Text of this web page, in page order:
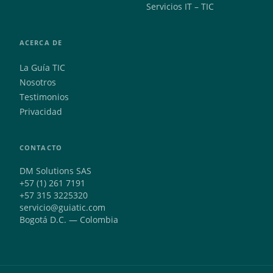
Servicios IT – TIC
ACERCA DE
La Guía TIC
Nosotros
Testimonios
Privacidad
CONTACTO
DM Solutions SAS
+57 (1) 261 7191
+57 315 3225320
servicio@guiatic.com
Bogotá D.C. — Colombia